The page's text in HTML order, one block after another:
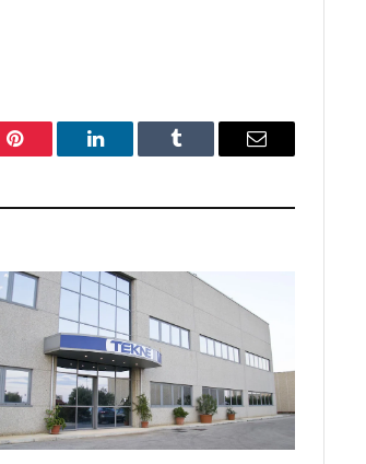
Pinterest LinkedIn Tumblr Email